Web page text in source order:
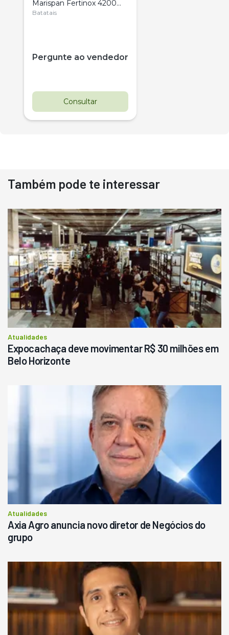
Marispan Fertinox 4200
Citrus
Batatais
Pergunte ao vendedor
Consultar
Destaque
Usado
Pá Carregadeira Cat 966
Ano 1987
Londrina
R$ 145.000
Consultar
Também pode te interessar
Atualidades
Expocachaça deve movimentar R$ 30 milhões em
Belo Horizonte
Atualidades
Axia Agro anuncia novo diretor de Negócios do
grupo